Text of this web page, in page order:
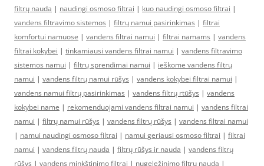
filtrų nauda | naudingi osmoso filtrai | kuo naudingi osmoso filtrai |
vandens filtravimo sistemos | filtrų namui pasirinkimas | filtrai
komfortui namuose | vandens filtrai namui | filtrai namams | vandens
filtrai kokybei | tinkamiausi vandens filtrai namui | vandens filtravimo
sistemos namui | filtrų sprendimai namui | ieškome vandens filtrų
namui | vandens filtrų namui rūšys | vandens kokybei filtrai namui |
vandens namui filtrų pasirinkimas | vandens filtrų rtūšys | vandens
kokybei name | rekomenduojami vandens filtrai namui | vandens filtrai
namui | filtrų namui rūšys | vandens filtrų rūšys | vandens filtrai namui
| namui naudingi osmoso filtrai | namui geriausi osmoso filtrai | filtrai
namui | vandens filtrų nauda | filtrų rūšys ir nauda | vandens filtrų
rūšys | vandens minkštinimo filtrai | nugeležinimo filtrų nauda |